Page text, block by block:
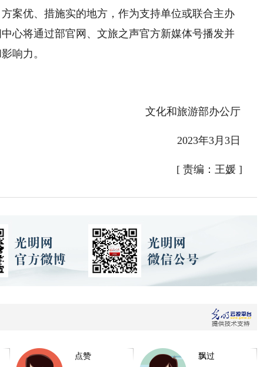
案优、措施实的地方，作为支持单位或联合主办
心将通过部官网、文旅之声官方新媒体号播发并
响力。
文化和旅游部办公厅
2023年3月3日
[ 责编：王媛]
点赞 飘过